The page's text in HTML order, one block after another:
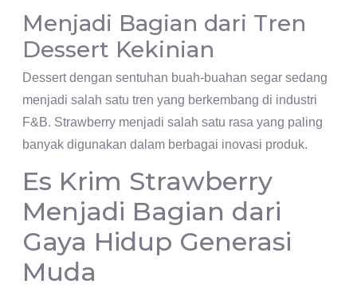
Menjadi Bagian dari Tren
Dessert Kekinian
Dessert dengan sentuhan buah-buahan segar sedang
menjadi salah satu tren yang berkembang di industri
F&B. Strawberry menjadi salah satu rasa yang paling
banyak digunakan dalam berbagai inovasi produk.
Es Krim Strawberry
Menjadi Bagian dari
Gaya Hidup Generasi
Muda